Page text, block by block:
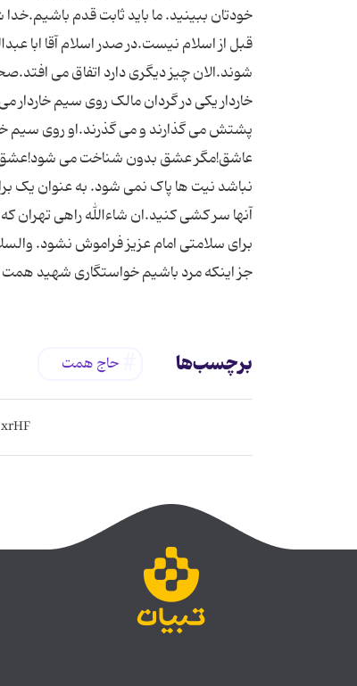
خودتان ببینید. ما باید ثابت قدم
قبل از اسلام نیست.در صدر اسلام آقا ابا
شوند.الان چیز دیگری دارد اتفاق می
خاردار یکی در گردان مالک روی سیم خاردار
پشتش می گذارند و می گذرند.او روی
عاشق!مگر عشق بدون شناخت می شود!عشق
نباشد نیت ها پاک نمی شود. به عنوان یک
برای سلامتی امام عزیز فراموش نشود.
جز اینکه مرد باشیم خواستگاری شهید همت
برچسب‌ها حاج همت